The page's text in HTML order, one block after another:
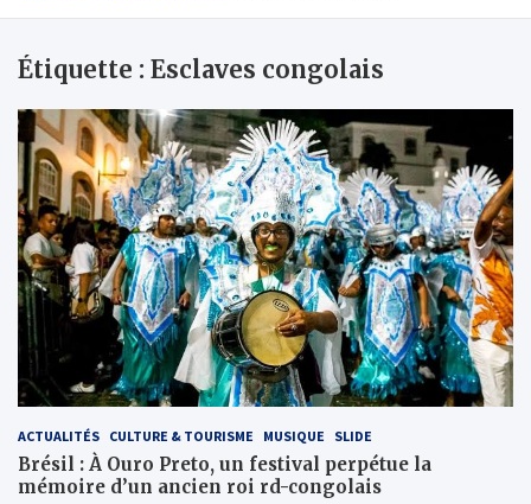
Étiquette : Esclaves congolais
ACTUALITÉS CULTURE & TOURISME MUSIQUE SLIDE
Brésil : À Ouro Preto, un festival perpétue la
mémoire d’un ancien roi rd-congolais